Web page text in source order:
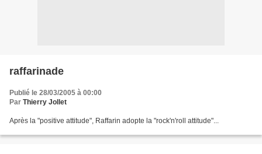
raffarinade
Publié le 28/03/2005 à 00:00
Par Thierry Jollet
Après la "positive attitude", Raffarin adopte la "rock'n'roll attitude"...